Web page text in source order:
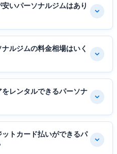
いパーソナルジムはあり
ルジムの料金相場はいく
レンタルできるパーソナ
トカード払いができるパ